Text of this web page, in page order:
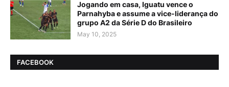
Jogando em casa, Iguatu vence o
Parnahyba e assume a vice-liderança do
grupo A2 da Série D do Brasileiro
May 10, 2025
FACEBOOK